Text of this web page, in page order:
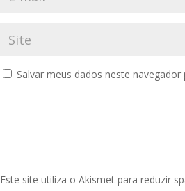
Salvar meus dados neste
Este site utiliza o Akismet para reduzir